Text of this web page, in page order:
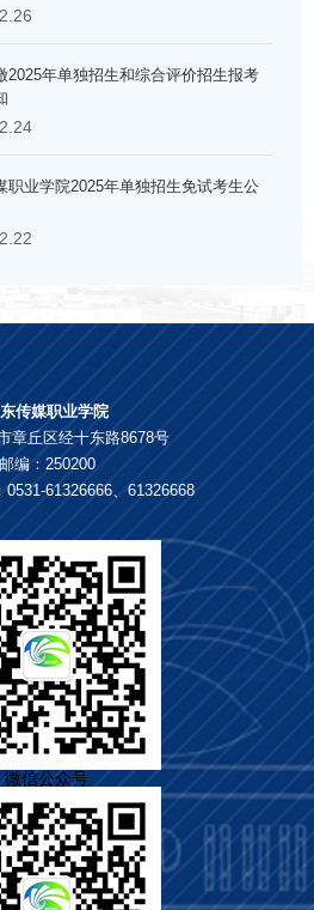
2025年单独招生和综合评价招生报考
职业学院2025年单独招生免试考生公
传媒职业学院
章丘区经十东路8678号
邮编：250200
0531-61326666、61326668
微信公众号